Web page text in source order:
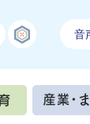
音
子育て・